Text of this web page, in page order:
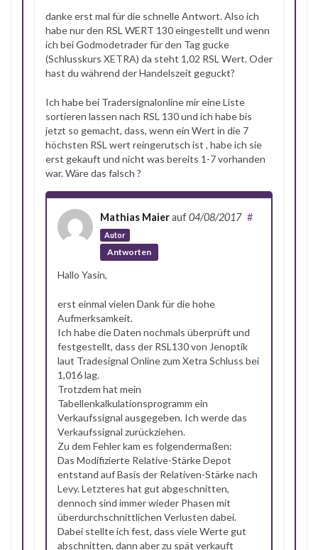
danke erst mal für die schnelle Antwort. Also ich
habe nur den RSL WERT 130 eingestellt und wenn
ich bei Godmodetrader für den Tag gucke
(Schlusskurs XETRA) da steht 1,02 RSL Wert. Oder
hast du während der Handelszeit geguckt?
Ich habe bei Tradersignalonline mir eine Liste
sortieren lassen nach RSL 130 und ich habe bis
jetzt so gemacht, dass, wenn ein Wert in die 7
höchsten RSL wert reingerutsch ist , habe ich sie
erst gekauft und nicht was bereits 1-7 vorhanden
war. Wäre das falsch ?
Mathias Maierauf04/08/2017
Autor
#
Antworten
Hallo Yasin,
erst einmal vielen Dank für die hohe
Aufmerksamkeit.
Ich habe die Daten nochmals überprüft und
festgestellt, dass der RSL130 von Jenoptik
laut Tradesignal Online zum Xetra Schluss bei
1,016 lag.
Trotzdem hat mein
Tabellenkalkulationsprogramm ein
Verkaufssignal ausgegeben. Ich werde das
Verkaufssignal zurückziehen.
Zu dem Fehler kam es folgendermaßen:
Das Modifizierte Relative-Stärke Depot
entstand auf Basis der Relativen-Stärke nach
Levy. Letzteres hat gut abgeschnitten,
dennoch sind immer wieder Phasen mit
überdurchschnittlichen Verlusten dabei.
Dabei stellte ich fest, dass viele Werte gut
abschnitten, dann aber zu spät verkauft